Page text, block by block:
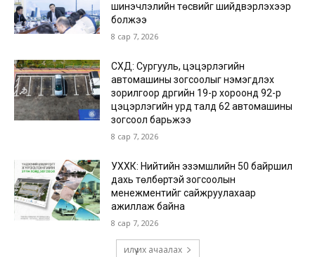
шинэчлэлийн төсвийг шийдвэрлэхээр
болжээ
8 сар 7, 2026
СХД: Сургууль, цэцэрлэгийн
автомашины зогсоолыг нэмэгдүүлэх
зорилгоор дүүргийн 19-р хороонд 92-р
цэцэрлэгийн урд талд 62 автомашины
зогсоол барьжээ
8 сар 7, 2026
УХХК: Нийтийн эзэмшлийн 50 байршил
дахь төлбөртэй зогсоолын
менежментийг сайжруулахаар
ажиллаж байна
8 сар 7, 2026
илүү их ачаалах